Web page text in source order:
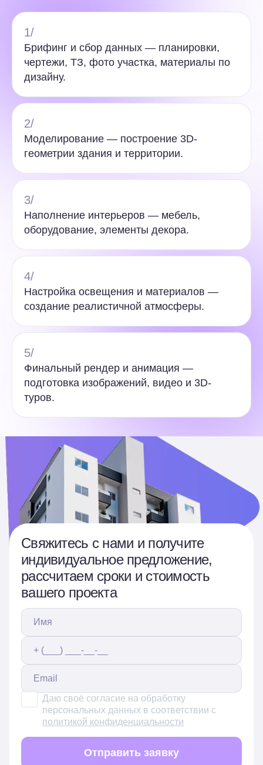
1/
Брифинг и сбор данных — планировки,
чертежи, ТЗ, фото участка, материалы по
дизайну.
2/
Моделирование — построение 3D-
геометрии здания и территории.
3/
Наполнение интерьеров — мебель,
оборудование, элементы декора.
4/
Настройка освещения и материалов —
создание реалистичной атмосферы.
5/
Финальный рендер и анимация —
подготовка изображений, видео и 3D-
туров.
Свяжитесь с нами и получите
индивидуальное предложение,
рассчитаем сроки и стоимость
вашего проекта
Даю своё согласие на обработку
персональных данных в соответствии с
политикой конфиденциальности
Отправить заявку